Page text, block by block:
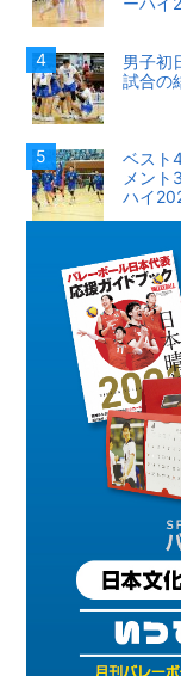
男子初
試合の
ベスト
メン
ハイ